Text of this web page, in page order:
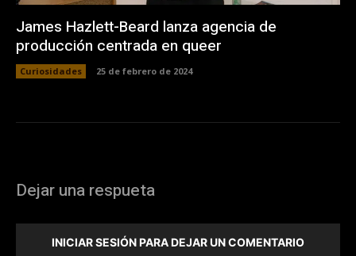
James Hazlett-Beard lanza agencia de
producción centrada en queer
Curiosidades 25 de febrero de 2024
Dejar una respueta
INICIAR SESIÓN PARA DEJAR UN COMENTARIO